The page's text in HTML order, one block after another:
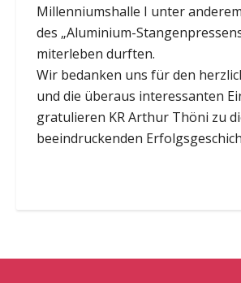
Millenniumshalle I unter
des „Aluminium-
miterleben durften.
Wir bedanken uns für den
und die überaus interessanten
gratulieren KR Arthur Thöni zu
beeindruckenden